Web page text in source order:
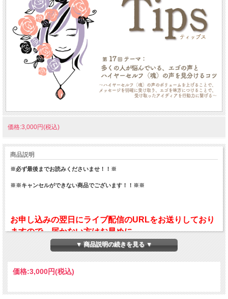
価格:3,000円(税込)
商品説明
※必ず最後までお読みくださいませ！！※
※※キャンセルができない商品でございます！！※※
お申し込みの翌日にライブ配信のURLをお送りしており
ますので、届かない方はお早めに
tips@namikiyoshikazu.comまでご連絡ください。尚、
開催当日のライブ配信に関するお問い合わせは、必ず開
催日のお昼12時までにお願いいたします。それ以降のお
問い合わせは対応出来かねますので、予めご了承くださ
い。
▼ 商品説明の続きを見る ▼
価格:3,000円(税込)